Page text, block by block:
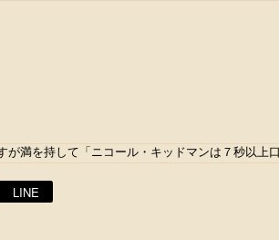
が満を持して「ニコール・キッドマンは７秒以上
LINE